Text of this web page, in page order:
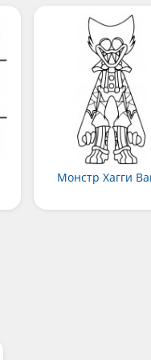
Монстр Хагги